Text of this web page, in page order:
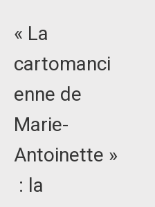
« La
cartomanci
enne de
Marie-
Antoinette »
: la